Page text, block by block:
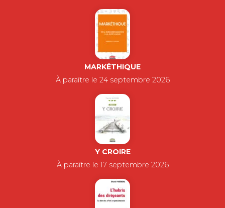
MARKÉTHIQUE
À paraître le 24 septembre 2026
Y CROIRE
À paraître le 17 septembre 2026